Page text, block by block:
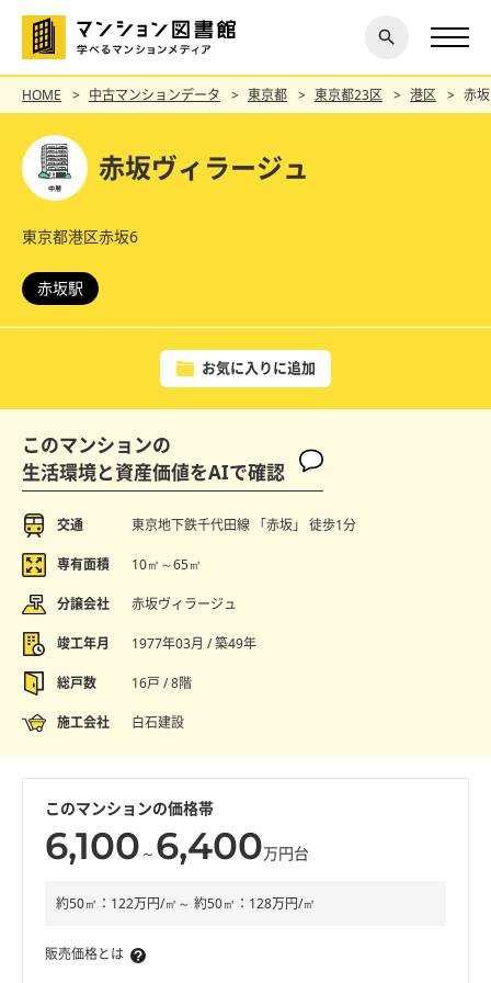
探す
閉じ
る
HOME 中古マンションデータ 東京都 東京都23区 港区 赤
赤坂ヴィラージュ
東京都港区赤坂6
赤坂駅
お気に入りに追加
このマンションの
生活環境と資産価値をAIで確認
交通 東京地下鉄千代田線 「赤坂」 徒歩1分
専有面積 10㎡～65㎡
分譲会社 赤坂ヴィラージュ
竣工年月 1977年03月 / 築49年
総戸数 16戸 / 8階
施工会社 白石建設
このマンションの価格帯
6,100 ～ 6,400万円台
約50㎡：122万円/㎡～ 約50㎡：128万円/㎡
販売価格とは